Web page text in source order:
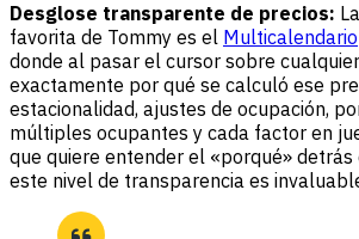
Desglose transparente de precios:
favorita de Tommy es el Multicalendario
donde al pasar el cursor sobre
exactamente por qué se calculó ese
estacionalidad, ajustes de ocupación,
múltiples ocupantes y cada factor en
que quiere entender el «porqué» detrás
este nivel de transparencia es